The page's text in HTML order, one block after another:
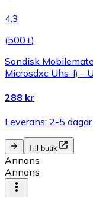
4.3
(500+)
Sandisk
Microsdxc Uhs-I) -
288 kr
Leverans: 2-5 dagar
Till butik
Annons
Annons